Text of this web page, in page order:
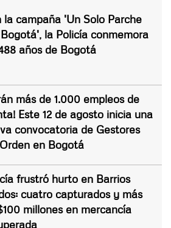
la campaña 'Un Solo Parche
la Policía conmemora
años de Bogotá
más de 1.000 empleos de
Este 12 de agosto inicia una
convocatoria de Gestores
en Bogotá
frustró hurto en Barrios
cuatro capturados y más
millones en mercancía